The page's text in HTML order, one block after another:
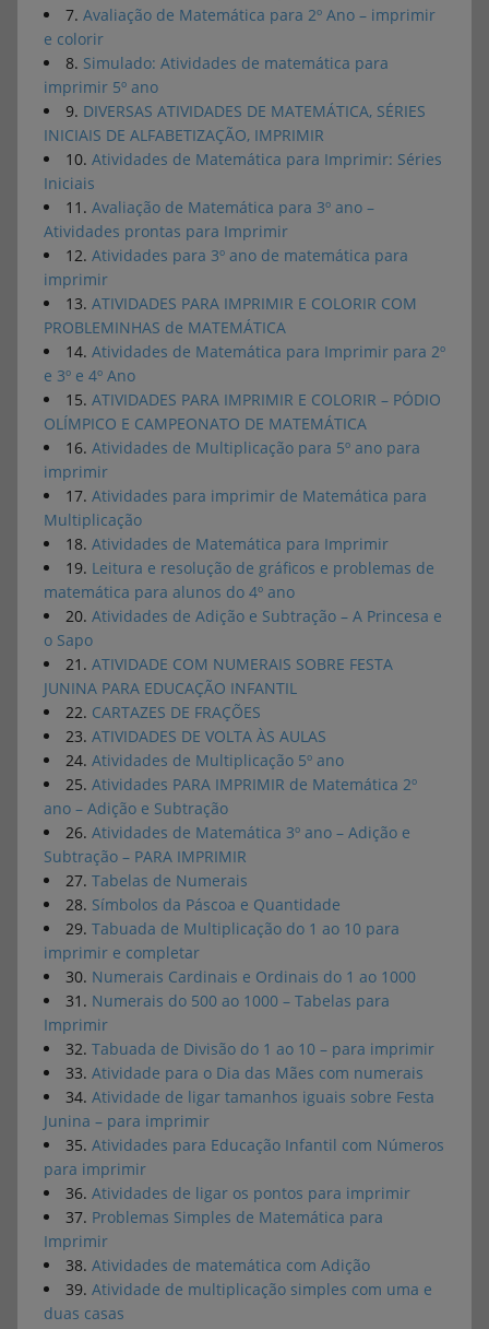
7. Avaliação de Matemática para 2º Ano – imprimir
e colorir
8. Simulado: Atividades de matemática para
imprimir 5º ano
9. DIVERSAS ATIVIDADES DE MATEMÁTICA, SÉRIES
INICIAIS DE ALFABETIZAÇÃO, IMPRIMIR
10. Atividades de Matemática para Imprimir: Séries
Iniciais
11. Avaliação de Matemática para 3º ano –
Atividades prontas para Imprimir
12. Atividades para 3º ano de matemática para
imprimir
13. ATIVIDADES PARA IMPRIMIR E COLORIR COM
PROBLEMINHAS de MATEMÁTICA
14. Atividades de Matemática para Imprimir para 2º
e 3º e 4º Ano
15. ATIVIDADES PARA IMPRIMIR E COLORIR – PÓDIO
OLÍMPICO E CAMPEONATO DE MATEMÁTICA
16. Atividades de Multiplicação para 5º ano para
imprimir
17. Atividades para imprimir de Matemática para
Multiplicação
18. Atividades de Matemática para Imprimir
19. Leitura e resolução de gráficos e problemas de
matemática para alunos do 4º ano
20. Atividades de Adição e Subtração – A Princesa e
o Sapo
21. ATIVIDADE COM NUMERAIS SOBRE FESTA
JUNINA PARA EDUCAÇÃO INFANTIL
22. CARTAZES DE FRAÇÕES
23. ATIVIDADES DE VOLTA ÀS AULAS
24. Atividades de Multiplicação 5º ano
25. Atividades PARA IMPRIMIR de Matemática 2º
ano – Adição e Subtração
26. Atividades de Matemática 3º ano – Adição e
Subtração – PARA IMPRIMIR
27. Tabelas de Numerais
28. Símbolos da Páscoa e Quantidade
29. Tabuada de Multiplicação do 1 ao 10 para
imprimir e completar
30. Numerais Cardinais e Ordinais do 1 ao 1000
31. Numerais do 500 ao 1000 – Tabelas para
Imprimir
32. Tabuada de Divisão do 1 ao 10 – para imprimir
33. Atividade para o Dia das Mães com numerais
34. Atividade de ligar tamanhos iguais sobre Festa
Junina – para imprimir
35. Atividades para Educação Infantil com Números
para imprimir
36. Atividades de ligar os pontos para imprimir
37. Problemas Simples de Matemática para
Imprimir
38. Atividades de matemática com Adição
39. Atividade de multiplicação simples com uma e
duas casas